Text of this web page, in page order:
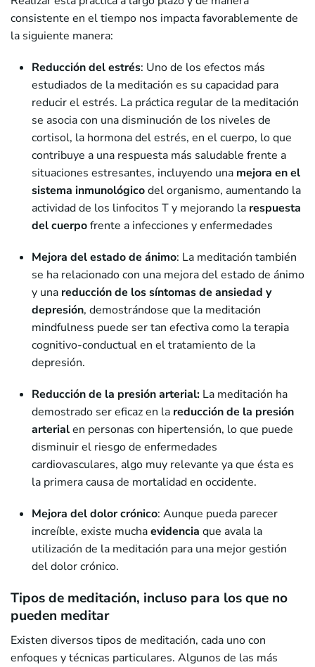
consistente en el tiempo nos impacta favorablemente de
la siguiente manera:
Reducción del estrés: Uno de los efectos más
estudiados de la meditación es su capacidad para
reducir el estrés. La práctica regular de la meditación
se asocia con una disminución de los niveles de
cortisol, la hormona del estrés, en el cuerpo, lo que
contribuye a una respuesta más saludable frente a
situaciones estresantes, incluyendo una mejora en el
sistema inmunológicodel organismo, aumentando la
actividad de los linfocitos T y mejorando la respuesta
del cuerpofrente a infecciones y enfermedades
Mejora del estado de ánimo: La meditación también
se ha relacionado con una mejora del estado de ánimo
y una reducción de los síntomas de ansiedad y
depresión, demostrándose que la meditación
mindfulness puede ser tan efectiva como la terapia
cognitivo-conductual en el tratamiento de la
depresión.
Reducción de la presión arterial: La meditación ha
demostrado ser eficaz en la reducción de la presión
arterialen personas con hipertensión, lo que puede
disminuir el riesgo de enfermedades
cardiovasculares, algo muy relevante ya que ésta es
la primera causa de mortalidad en occidente.
Mejora del dolor crónico: Aunque pueda parecer
increíble, existe muchaevidencia que avala la
utilización de la meditación para una mejor gestión
del dolor crónico.
Tipos de meditación, incluso para los que no
pueden meditar
Existen diversos tipos de meditación, cada uno con
enfoques y técnicas particulares. Algunos de las más